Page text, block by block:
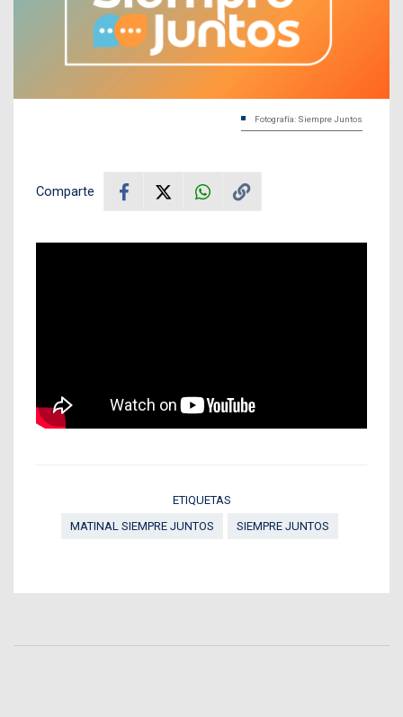
Fotografía: Siempre Juntos
Comparte
ETIQUETAS
MATINAL SIEMPRE JUNTOS
SIEMPRE JUNTOS